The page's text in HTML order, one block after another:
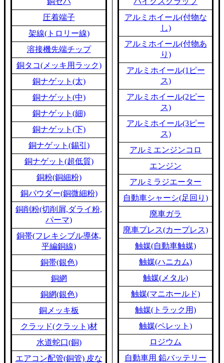
圧着端子
架線(トロリー線)
溶接機先端チップ
銅タコ(メッキ用ラック)
銅ナゲット(太)
銅ナゲット(中)
銅ナゲット(細)
銅ナゲット(下)
銅ナゲット(錫引)
銅ナゲット(超低質)
銅粉(銅細粉)
銅パウダー(銅微細粉)
銅削粉(切削屑,ダライ粉,
パーマ)
銅帯(フレキシブル導体,
平編銅線)
銅帯(銀色)
銅網
銅網(銀色)
銅メッキ板
クラッド(クラット)材
水道蛇口(銅)
エアコン配管(銅管) 皮な
アルミホイール(付物な
し)
アルミホイール(付物あ
り)
アルミホイール(1ピー
ス)
アルミホイール(2ピー
ス)
アルミホイール(3ピー
ス)
アルミエンジンコロ
エンジン
アルミラジエーター
自動車シャーシ(足回り)
廃車ガラ
廃車プレス(カープレス)
触媒(自動車触媒)
触媒(ハニカム)
触媒(メタル)
触媒(マニホールド)
触媒(トラック用)
触媒(ペレット)
ロジウム
自動車用 鉛バッテリー